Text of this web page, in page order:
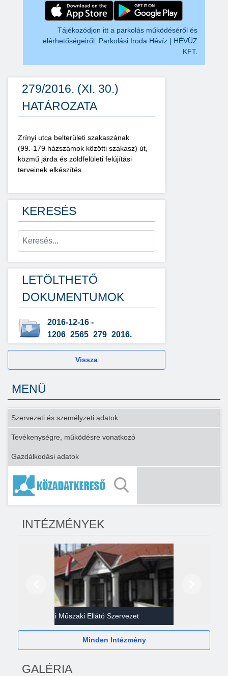
Tájékozódjon itt a parkolás működéséről és
elérhetőségeiről: Parkolási Iroda Hévíz | HÉVÜZ
KFT.
279/2016. (XI. 30.)
HATÁROZATA
Zrínyi utca belterületi szakaszának
(99.-179 házszámok közötti szakasz) út,
közmű járda és zöldfelületi felújítási
terveinek elkészítés
KERESÉS
LETÖLTHETŐ
DOKUMENTUMOK
2016-12-16 -
1206_2565_279_2016.
Vissza
MENÜ
Szervezeti és személyzeti adatok
Tevékenységre, működésre vonatkozó
Gazdálkodási adatok
INTÉZMÉNYEK
Gazdasági Műszaki Ellátó Szervezet
Minden Intézmény
GALÉRIA